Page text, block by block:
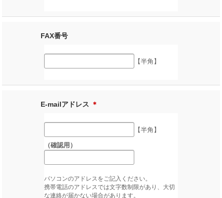
FAX番号
【半角】
E-mailアドレス ＊
【半角】
（確認用）
パソコンのアドレスをご記入ください。
携帯電話のアドレスでは文字数制限があり、大切
な連絡が届かない場合があります。